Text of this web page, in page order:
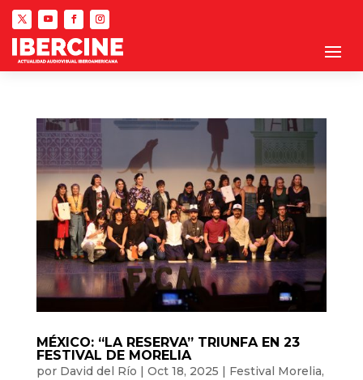
MÉXICO: “LA RESERVA” TRIUNFA EN 23
FESTIVAL DE MORELIA
por David del Río | Oct 18, 2025 | Festival Morelia,